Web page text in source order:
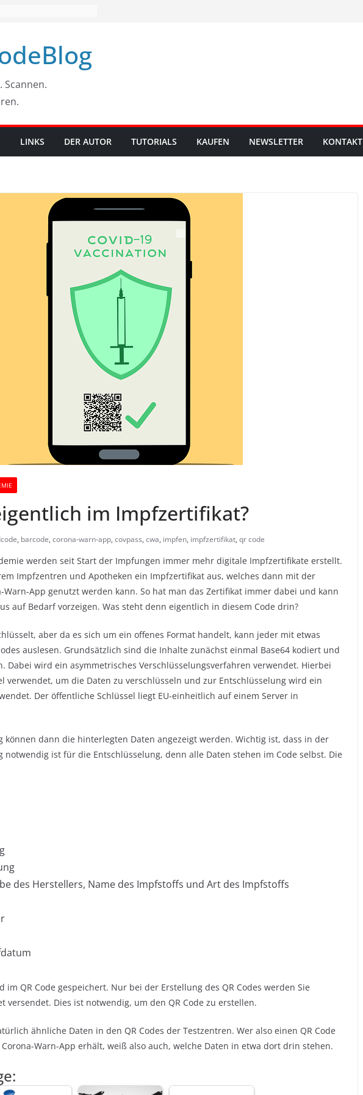
LINKS DER AUTOR TUTORIALS KAUFEN NEWSLETTER KONTAKT
im Impfzertifikat?
, barcode, corona-warn-app, covpass, cwa, impfen, impfzertifikat, qr code
werden seit Start der Impfungen immer mehr digitale Impfzertifikate erstellt.
Impfzentren und Apotheken ein Impfzertifikat aus, welches dann mit der
Warn-App genutzt werden kann. So hat man das Zertifikat immer dabei und kann
auf Bedarf vorzeigen. Was steht denn eigentlich in diesem Code drin?
aber da es sich um ein offenes Format handelt, kann jeder mit etwas
auslesen. Grundsätzlich sind die Inhalte zunächst einmal Base64 kodiert und
Dabei wird ein asymmetrisches Verschlüsselungsverfahren verwendet. Hierbei
verwendet, um die Daten zu verschlüsseln und zur Entschlüsselung wird ein
Der öffentliche Schlüssel liegt EU-einheitlich auf einem Server in
können dann die hinterlegten Daten angezeigt werden. Wichtig ist, dass in der
notwendig ist für die Entschlüsselung, denn alle Daten stehen im Code selbst. Die
des Herstellers, Name des Impfstoffs und Art des Impfstoffs
im QR Code gespeichert. Nur bei der Erstellung des QR Codes werden Sie
versendet. Dies ist notwendig, um den QR Code zu erstellen.
ähnliche Daten in den QR Codes der Testzentren. Wer also einen QR Code
Warn-App erhält, weiß also auch, welche Daten in etwa dort drin stehen.